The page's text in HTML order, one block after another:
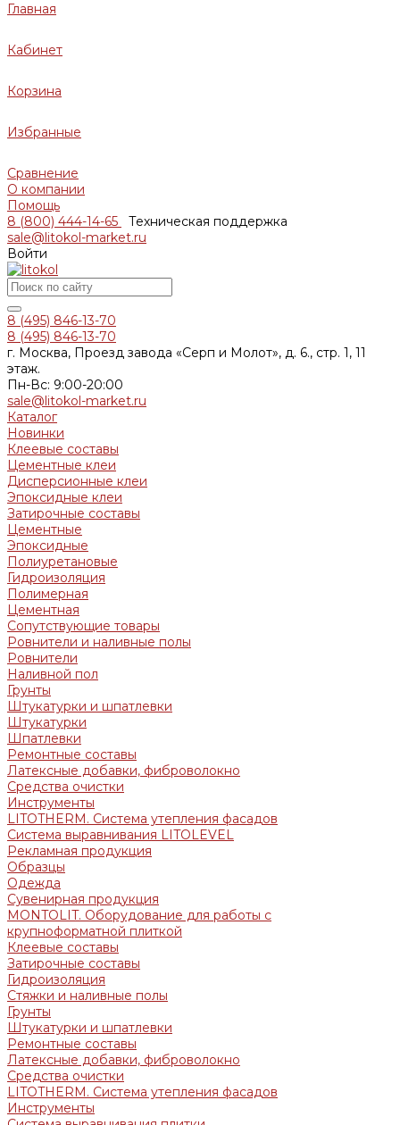
Главная
Кабинет
Корзина
Избранные
Сравнение
О компании
Помощь
8 (800) 444-14-65
Техническая поддержка
sale@litokol-market.ru
Войти
8 (495) 846-13-70
8 (495) 846-13-70
г. Москва, Проезд завода «Серп и Молот», д. 6., стр. 1, 11
этаж.
Пн-Вс: 9:00-20:00
sale@litokol-market.ru
Каталог
Новинки
Клеевые составы
Цементные клеи
Дисперсионные клеи
Эпоксидные клеи
Затирочные составы
Цементные
Эпоксидные
Полиуретановые
Гидроизоляция
Полимерная
Цементная
Сопутствующие товары
Ровнители и наливные полы
Ровнители
Наливной пол
Грунты
Штукатурки и шпатлевки
Штукатурки
Шпатлевки
Ремонтные составы
Латексные добавки, фиброволокно
Средства очистки
Инструменты
LITOTHERM. Система утепления фасадов
Система выравнивания LITOLEVEL
Рекламная продукция
Образцы
Одежда
Сувенирная продукция
MONTOLIT. Оборудование для работы с
крупноформатной плиткой
Клеевые составы
Затирочные составы
Гидроизоляция
Стяжки и наливные полы
Грунты
Штукатурки и шпатлевки
Ремонтные составы
Латексные добавки, фиброволокно
Средства очистки
LITOTHERM. Система утепления фасадов
Инструменты